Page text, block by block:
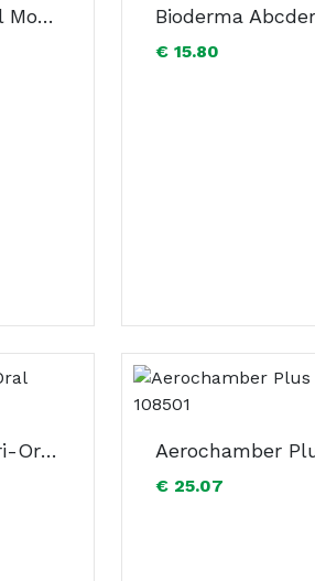
Bioderma Abcderm Gel Moussant 1L
€ 15.80
Bioderma Abcderm Peri-Oral Creme 40ml
€ 25.07